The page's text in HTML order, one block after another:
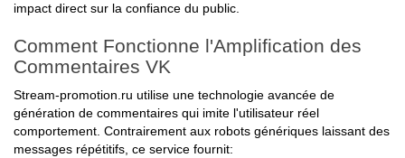
impact direct sur la confiance du public.
Comment Fonctionne l'Amplification des
Commentaires VK
Stream-promotion.ru utilise une technologie avancée de
génération de commentaires qui imite l'utilisateur réel
comportement. Contrairement aux robots génériques laissant des
messages répétitifs, ce service fournit: